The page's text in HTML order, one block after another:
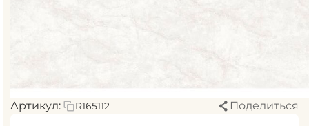
Артикул: R165112 Поделиться